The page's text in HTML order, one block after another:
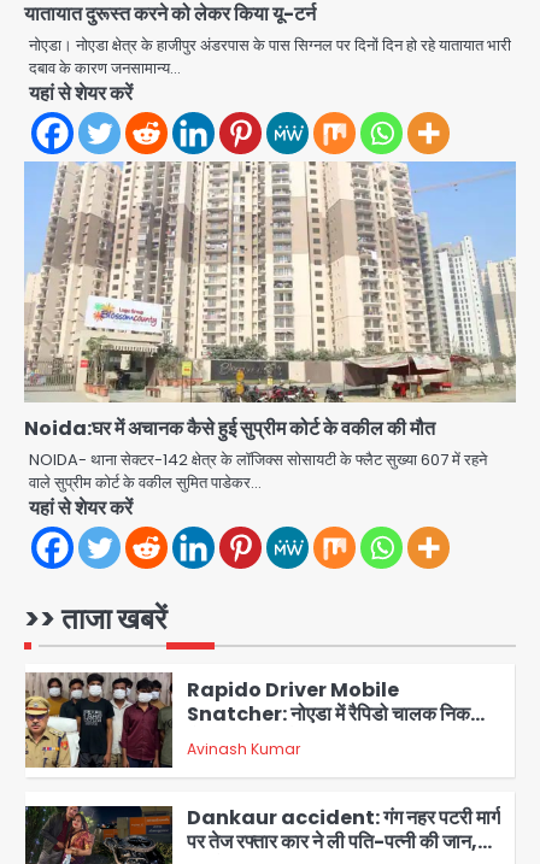
यातायात दुरूस्त करने को लेकर किया यू-टर्न
नोएडा। नोएडा क्षेत्र के हाजीपुर अंडरपास के पास सिग्नल पर दिनों दिन हो रहे यातायात भारी
दबाव के कारण जनसामान्य…
यहां से शेयर करें
Noida:घर में अचानक कैसे हुई सुप्रीम कोर्ट के वकील की मौत
NOIDA- थाना सेक्टर-142 क्षेत्र के लाॅजिक्स सोसायटी के फ्लैट सुख्या 607 में रहने
वाले सुप्रीम कोर्ट के वकील सुमित पाडेकर…
यहां से शेयर करें
>> ताजा खबरें
Rapido Driver Mobile
Snatcher: नोएडा में रैपिडो चालक निकला
गिरफ्तार, 98 मोबाइल और 450 पार्ट्स बरामद
Dankaur accident: गंग नहर पटरी मार्ग
पर तेज रफ्तार कार ने ली पति-पत्नी की जान,
गांव में मातम
Avinash Kumar
4
Greater Noida road accident:
तेज रफ्तार कार की टक्कर से बाइक सवार दो
युवकों की मौत, परिवारों में मातम
Avinash Kumar
5
Iljin fire accident: इलजिन
इलेक्ट्रॉनिक्स की बिल्डिंग में बड़े निर्माण दोष,
कंक्रीट बीम तिरछा; पीडब्ल्यूडी ऑडिट में
चौंकाने वाला खुलासा
Avinash Kumar
1
Minor daughter abuse case in
Noida: 7 साल की मासूम बेटी के साथ
2
Snatcher: नोएडा में रैपिडो चालक निकला
मोबाइल स्नैचर गैंग का मास्टरमाइंड, जीरा-बॉल
बेचने वालों को बेचता था चोरी के फोन; 8
पर तेज रफ्तार कार ने ली पति-पत्नी की जान,
गांव में मातम